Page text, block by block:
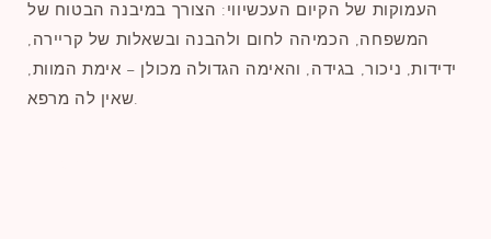
העמוקות של הקיום העכשיווי: הצורך במיבנה הבטוח של
המשפחה, הכמיהה לחום ולהבנה ובשאלות של קריירה,
ידידות, ניכור, בגידה, והאימה הגדולה מכולן – אימת המוות,
שאין לה מרפא.